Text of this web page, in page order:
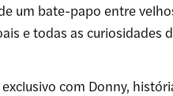
um bate-papo entre
e todas as curiosidades
com Donny,